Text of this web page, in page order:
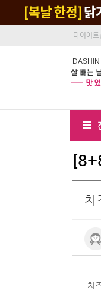
다이어트
DASHIN
치
치